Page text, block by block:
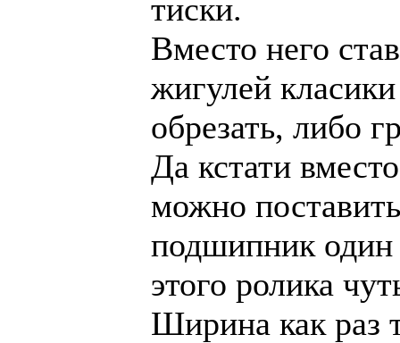
тиски.
Вместо него
жигулей
обрезать, либо
Да кстати
можно
подшипник
этого ролика
Ширина как раз